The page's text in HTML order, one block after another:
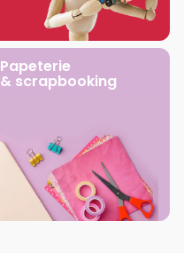
Papeterie
& scrapbooking